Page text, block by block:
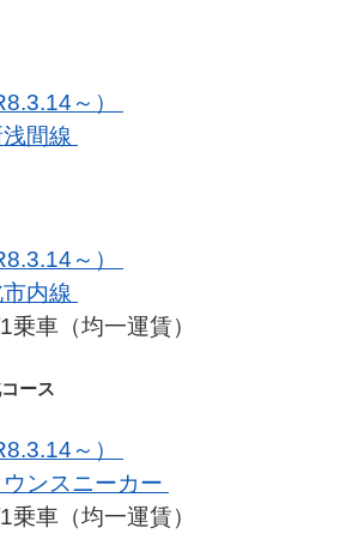
～）
間線
～）
内線
車（均一運賃）
ース
～）
ンスニーカー
車（均一運賃）